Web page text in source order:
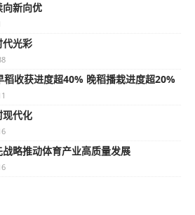
新向优
代光彩
稻收获进度超40% 晚稻播栽进度超20%
现代化
略推动体育产业高质量发展